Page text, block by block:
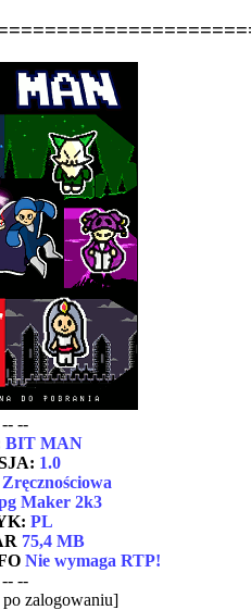
--
BIT MAN
1.0
Zręcznościowa
Maker 2k3
PL
75,4 MB
Nie wymaga RTP!
--
zalogowaniu]